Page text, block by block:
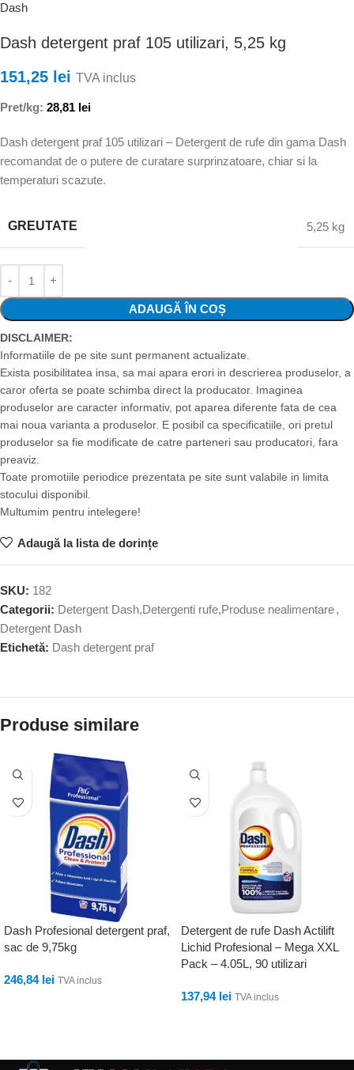
Dash
Dash detergent praf 105 utilizari, 5,25 kg
151,25 lei TVA inclus
Pret/kg: 28,81 lei
Dash detergent praf 105 utilizari – Detergent de rufe din gama Dash
recomandat de o putere de curatare surprinzatoare, chiar si la
temperaturi scazute.
GREUTATE 5,25 kg
ADAUGĂ ÎN COȘ
DISCLAIMER:
Informatiile de pe site sunt permanent actualizate.
Exista posibilitatea insa, sa mai apara erori in descrierea produselor, a
caror oferta se poate schimba direct la producator. Imaginea
produselor are caracter informativ, pot aparea diferente fata de cea
mai noua varianta a produselor. E posibil ca specificatiile, ori pretul
produselor sa fie modificate de catre parteneri sau producatori, fara
preaviz.
Toate promotiile periodice prezentata pe site sunt valabile in limita
stocului disponibil.
Multumim pentru intelegere!
Adaugă la lista de dorințe
SKU: 182
Categorii: Detergent Dash,Detergenti rufe,Produse nealimentare,
Detergent Dash
Etichetă: Dash detergent praf
Produse similare
Dash Profesional detergent praf,
sac de 9,75kg
246,84 lei TVA inclus
Detergent de rufe Dash Actilift
Lichid Profesional – Mega XXL
Pack – 4.05L, 90 utilizari
137,94 lei TVA inclus